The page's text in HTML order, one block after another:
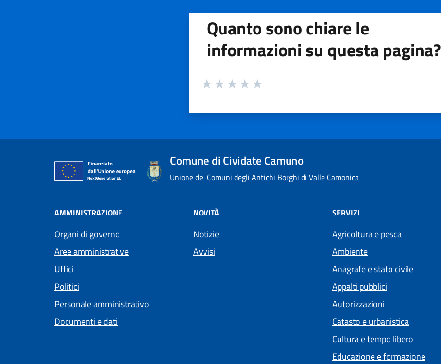
Quanto sono chiare le
informazioni su questa pagina?
Valuta da 1 a 5 stelle la pagina
Comune di Cividate Camuno
Unione dei Comuni degli Antichi Borghi di Valle Camonica
AMMINISTRAZIONE
Organi di governo
Aree amministrative
Uffici
Politici
Personale amministrativo
Documenti e dati
NOVITÀ
Notizie
Avvisi
SERVIZI
Agricoltura e pesca
Ambiente
Anagrafe e stato civile
Appalti pubblici
Autorizzazioni
Catasto e urbanistica
Cultura e tempo libero
Educazione e formazione